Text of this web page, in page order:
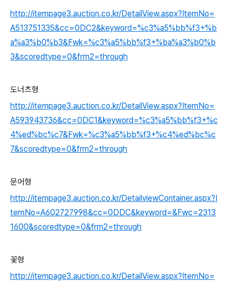
http://itempage3.auction.co.kr/DetailView.aspx?ItemNo=
A513751335&cc=0DC2&keyword=%c3%a5%bb%f3+%b
a%a3%b0%b3&Fwk=%c3%a5%bb%f3+%ba%a3%b0%b
3&scoredtype=0&frm2=through
도너츠형
http://itempage3.auction.co.kr/DetailView.aspx?ItemNo=
A593943736&cc=0DC1&keyword=%c3%a5%bb%f3+%c
4%ed%bc%c7&Fwk=%c3%a5%bb%f3+%c4%ed%bc%c
7&scoredtype=0&frm2=through
문어형
http://itempage3.auction.co.kr/DetailviewContainer.aspx?I
temNo=A602727998&cc=0DDC&keyword=&Fwc=2313
1600&scoredtype=0&frm2=through
꽃형
http://itempage3.auction.co.kr/DetailView.aspx?ItemNo=